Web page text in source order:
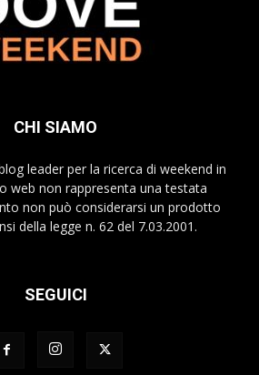
CHI SIAMO
leader per la ricerca di weekend in
web non rappresenta una testata
non può considerarsi un prodotto
della legge n. 62 del 7.03.2001.
SEGUICI